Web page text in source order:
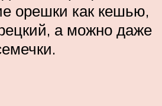
орешки как кешью,
а можно даже